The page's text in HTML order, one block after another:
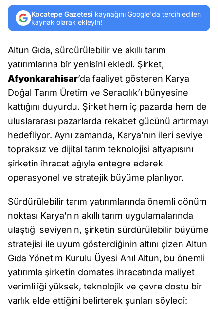
Kocatepe Gazetesi kaynağını Google'da tercih edilen
kaynak olarak ekleyin!
Altun Gıda, sürdürülebilir ve akıllı tarım
yatırımlarına bir yenisini ekledi. Şirket,
Afyonkarahisar’da faaliyet gösteren Karya
Doğal Tarım Üretim ve Seracılık’ı bünyesine
kattığını duyurdu. Şirket hem iç pazarda hem de
uluslararası pazarlarda rekabet gücünü artırmayı
hedefliyor. Aynı zamanda, Karya’nın ileri seviye
topraksız ve dijital tarım teknolojisi altyapısını
şirketin ihracat ağıyla entegre ederek
operasyonel ve stratejik büyüme planlıyor.
Sürdürülebilir tarım yatırımlarında önemli dönüm
noktası Karya’nın akıllı tarım uygulamalarında
ulaştığı seviyenin, şirketin sürdürülebilir büyüme
stratejisi ile uyum gösterdiğinin altını çizen Altun
Gıda Yönetim Kurulu Üyesi Anıl Altun, bu önemli
yatırımla şirketin domates ihracatında maliyet
verimliliği yüksek, teknolojik ve çevre dostu bir
varlık elde ettiğini belirterek şunları söyledi: